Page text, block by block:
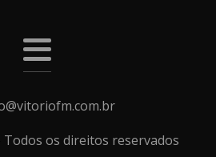
Todos os direitos reservados